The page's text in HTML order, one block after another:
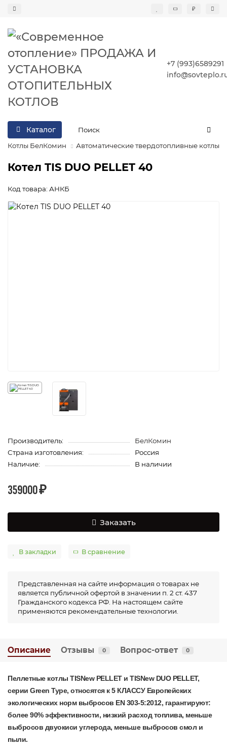
₽
+7 (993)6589291
Каталог
Котлы БелКомин Автоматические твердотопливные котлы
Котел TIS DUO PELLET 40
Код товара: АНКБ
Производитель:
БелКомин
Страна изготовления:
Россия
Наличие:
В наличии
359000 ₽
Заказать
В закладки В сравнение
Представленная на сайте информация о товарах не
является публичной офертой в значении п. 2 ст. 437
Гражданского кодекса РФ. На настоящем сайте
применяются рекомендательные технологии.
Описание Отзывы 0 Вопрос-ответ 0
Пеллетные котлы TISNew PELLET и TISNew DUO PELLET,
серии Green Type, относятся к 5 КЛАССУ Европейских
экологических норм выбросов EN 303-5:2012, гарантируют:
более 90% эффективности, низкий расход топлива, меньше
выбросов двуокиси углерода, меньше выбросов смол и
пыли.